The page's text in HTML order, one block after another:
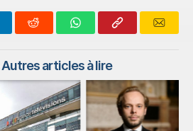
Autres articles à lire